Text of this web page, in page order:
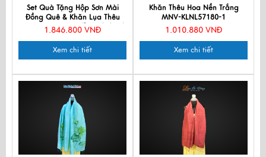
Set Quà Tặng Hộp Sơn Mài
Đồng Quê & Khăn Lụa Thêu
Hoa - Quà tặng Đối tác/ Khách
Việt CBMNV-LNL45180.3
1.846.800 VNĐ
Xem chi tiết
Khăn Thêu Hoa Nền Trắng
MNV-KLNL57180-1
1.010.880 VNĐ
Xem chi tiết